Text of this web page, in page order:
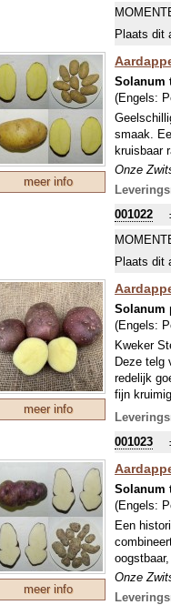
beleven.
uitplanten
Plaats dit
meer info
Solanum
(Engels:
smaak.
kruisbaar
Onze
maakt er
beleven.
normale
001022
Plaats dit
meer info
Solanum
(Engels:
Kweker
Deze telg
redelijk
fijn
knollen
met de
Onze
maakt er
ons
beleven.
normale
uitplanten
001023
meer info
Solanum
(Engels:
Een
Onze
maakt er